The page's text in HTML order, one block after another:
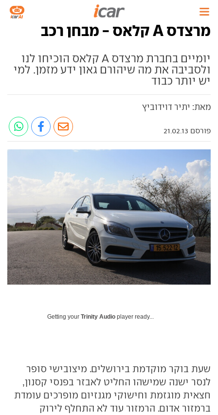
מרצדס A קלאס - מבחן רכב
יומיים בחברת מרצדס A קלאס הוכיחו לנו
ולסביבה את מה שיהורם גאון ידע מזמן. למי
יש יותר כבוד
מאת: יתיר דוידוביץ
פורסם 21.02.13
Getting your Trinity Audio player ready...
שעת בוקר מוקדמת בירושלים. מיצובישי סופר
לנסר ישנה שמישהו החליט לאבזר בפנסי קסנון,
חצאית מוגזמת וחישוקי מגנזיום מופרכים עומדת
ברמזור אדום. הרמזור עוד לא התחלף לירוק